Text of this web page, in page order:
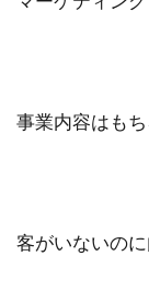
事業内容はもち
客がいないのに